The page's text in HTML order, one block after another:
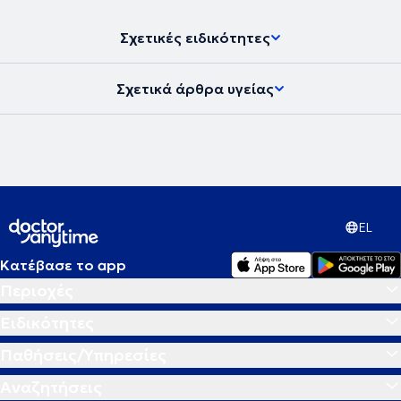
Σχετικές ειδικότητες
Σχετικά άρθρα υγείας
EL
Κατέβασε το app